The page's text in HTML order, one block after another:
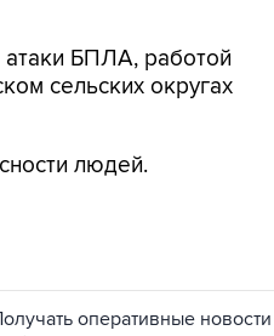
атаки БПЛА, работой
сельских округах
людей.
оперативные новости